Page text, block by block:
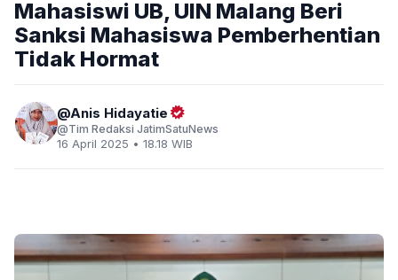
Mahasiswi UB, UIN Malang Beri
Sanksi Mahasiswa Pemberhentian
Tidak Hormat
Anis Hidayatie
Tim Redaksi JatimSatuNews
16 April 2025 • 18.18 WIB